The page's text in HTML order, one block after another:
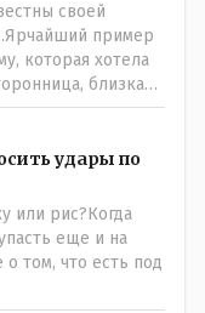
своей
пример
которая хотела
близкая
которые
он бежал и
360 градусов,
ты же там сам
работаешь.. Это
Победим мы, они
удары по
или рис?Когда
еще и на
том, что есть под